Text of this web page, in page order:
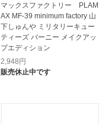
マックスファクトリー PLAM
AX MF-39 minimum factory 山
下しゅんや ミリタリーキュー
ティーズ バーニー メイクアッ
プエディション
2,948円
販売休止中です